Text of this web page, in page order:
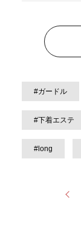
#ガードル
#下着エステ
#long